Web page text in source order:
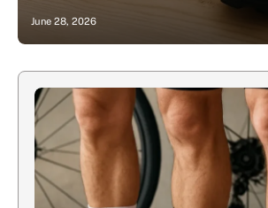
June 28, 2026